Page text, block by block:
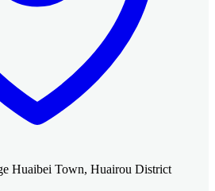
Huaibei Town, Huairou District